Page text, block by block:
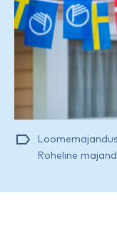
Loomemajandus
Roheline